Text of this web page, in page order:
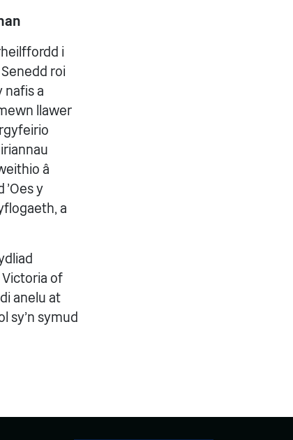
i
roi
nafis a
llawer
â
'Oes y
a
of
anelu at
sy'n symud